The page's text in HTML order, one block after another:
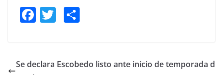
F
e
T
er e
Se declara Escobedo listo ante inicio de temporada d